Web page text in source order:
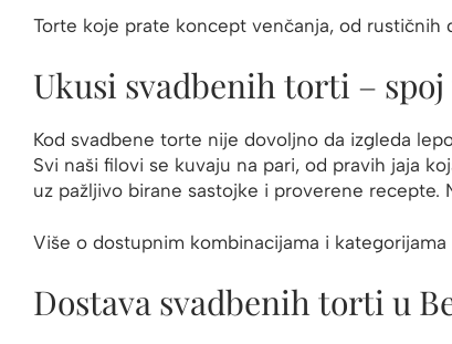
Torte koje prate koncept venčanja, od rustičnih
Ukusi svadbenih torti –
Kod svadbene torte nije dovoljno da izgleda
Svi naši filovi se kuvaju na pari, od pravih jaja
uz pažljivo birane sastojke i proverene
Više o dostupnim kombinacijama i
Dostava svadbenih torti u